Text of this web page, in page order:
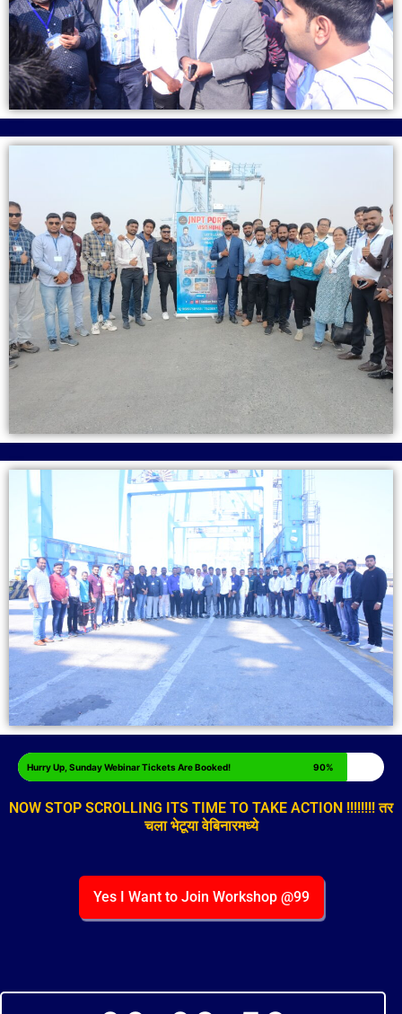
Hurry Up, Sunday Webinar Tickets Are Booked! 90%
NOW STOP SCROLLING ITS TIME TO TAKE ACTION !!!!!!!! तर
चला भेटूया वेबिनारमध्ये
Yes I Want to Join Workshop @99